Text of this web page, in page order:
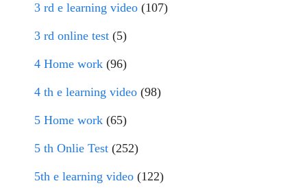
3 rd e learning video (107)
3 rd online test (5)
4 Home work (96)
4 th e learning video (98)
5 Home work (65)
5 th Onlie Test (252)
5th e learning video (122)